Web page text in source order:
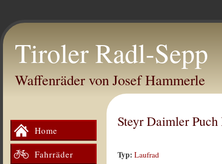
Tiroler Radl-Sepp
Waffenräder von Josef Hammerle
Home
Fahrräder
Steyr Daimler
Typ:Laufrad